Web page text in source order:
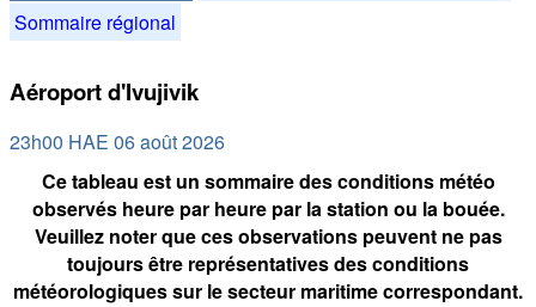
Sommaire régional
Aéroport d'Ivujivik
23h00 HAE 06 août 2026
Ce tableau est un sommaire des conditions météo
observés heure par heure par la station ou la bouée.
Veuillez noter que ces observations peuvent ne pas
toujours être représentatives des conditions
météorologiques sur le secteur maritime correspondant.